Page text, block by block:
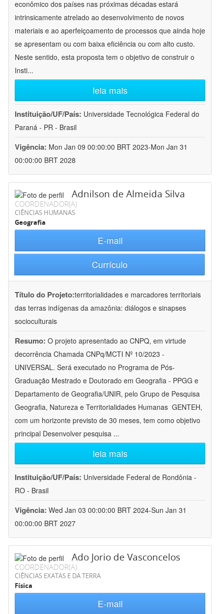
econômico dos países nas próximas décadas estará
intrinsicamente atrelado ao desenvolvimento de novos
materiais e ao aperfeiçoamento de processos que ainda hoje
se apresentam ou com baixa eficiência ou com alto custo.
Neste sentido, esta proposta tem o objetivo de construir o
Insti...
leia mais
Instituição/UF/País: Universidade Tecnológica Federal do
Paraná - PR - Brasil
Vigência: Mon Jan 09 00:00:00 BRT 2023-Mon Jan 31
00:00:00 BRT 2028
Adnilson de Almeida Silva
COORDENADOR(A)
CIÊNCIAS HUMANAS
Geografia
E-mail
Currículo
Título do Projeto:territorialidades e marcadores territoriais
das terras indígenas da amazônia: diálogos e sinapses
socioculturais
Resumo: O projeto apresentado ao CNPQ, em virtude
decorrência Chamada CNPq/MCTI Nº 10/2023 -
UNIVERSAL. Será executado no Programa de Pós-
Graduação Mestrado e Doutorado em Geografia - PPGG e
Departamento de Geografia/UNIR, pelo Grupo de Pesquisa
Geografia, Natureza e Territorialidades Humanas  GENTEH,
com um horizonte previsto de 30 meses, tem como objetivo
principal Desenvolver pesquisa ...
leia mais
Instituição/UF/País: Universidade Federal de Rondônia -
RO - Brasil
Vigência: Wed Jan 03 00:00:00 BRT 2024-Sun Jan 31
00:00:00 BRT 2027
Ado Jorio de Vasconcelos
COORDENADOR(A)
CIÊNCIAS EXATAS E DA TERRA
Física
E-mail